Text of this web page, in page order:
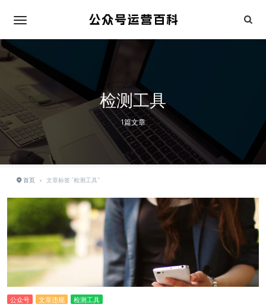
检测工具
1篇文章
首页 › 文章标签 "检测工具"
公众号 文章违规 检测工具